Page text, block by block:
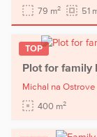
79 m2 51
TOP
Plot for family
Michal na Ostrove
400 m2